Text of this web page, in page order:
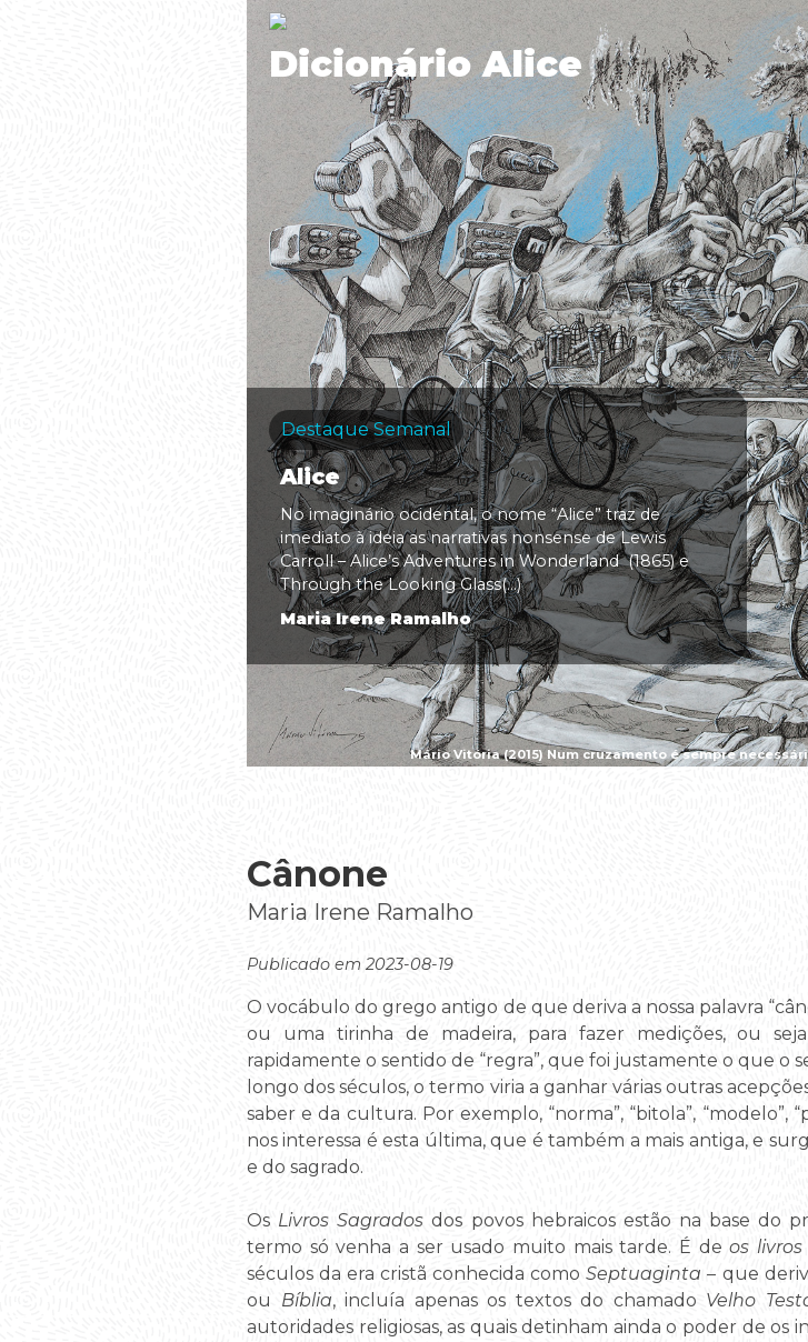
Mário Vitória (2015) Num cruzamento é sempre
Dicionário Alice
Destaque Semanal
Alice
No imaginário ocidental, o nome “Alice” traz de
imediato à ideia as narrativas nonsense de Lewis
Carroll – Alice’s Adventures in Wonderland (1865) e
Through the Looking Glass(...)
Maria Irene Ramalho
Cânone
Maria Irene Ramalho
Publicado em 2023-08-19
O vocábulo do grego antigo de que deriva a nossa palavra
ou uma tirinha de madeira, para fazer medições, ou
rapidamente o sentido de “regra”, que foi justamente o que o
longo dos séculos, o termo viria a ganhar várias outras
saber e da cultura. Por exemplo, “norma”, “bitola”, “modelo”,
nos interessa é esta última, que é também a mais antiga, e
e do sagrado.
Os Livros Sagradosdos povos hebraicos estão na base do
termo só venha a ser usado muito mais tarde. É deos
séculos da era cristã conhecida comoSeptuaginta – que
ou Bíblia, incluía apenas os textos do chamado Velho
autoridades religiosas, as quais detinham ainda o poder de os